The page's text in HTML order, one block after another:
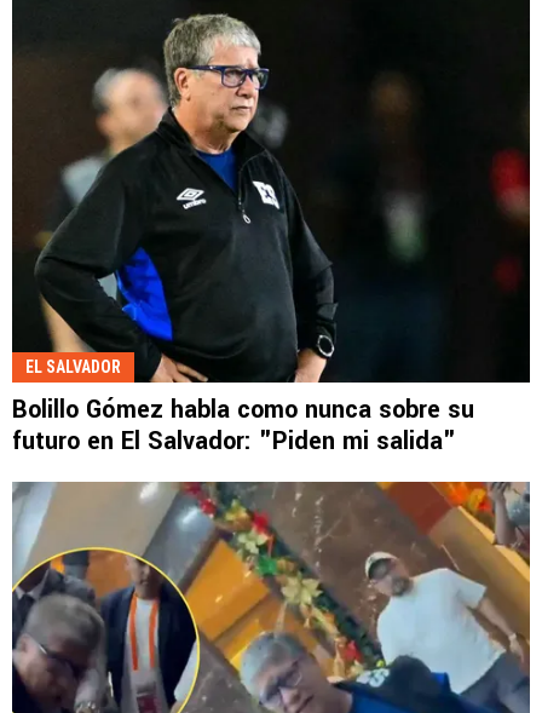
EL SALVADOR
Bolillo Gómez habla como nunca sobre su
futuro en El Salvador: "Piden mi salida"